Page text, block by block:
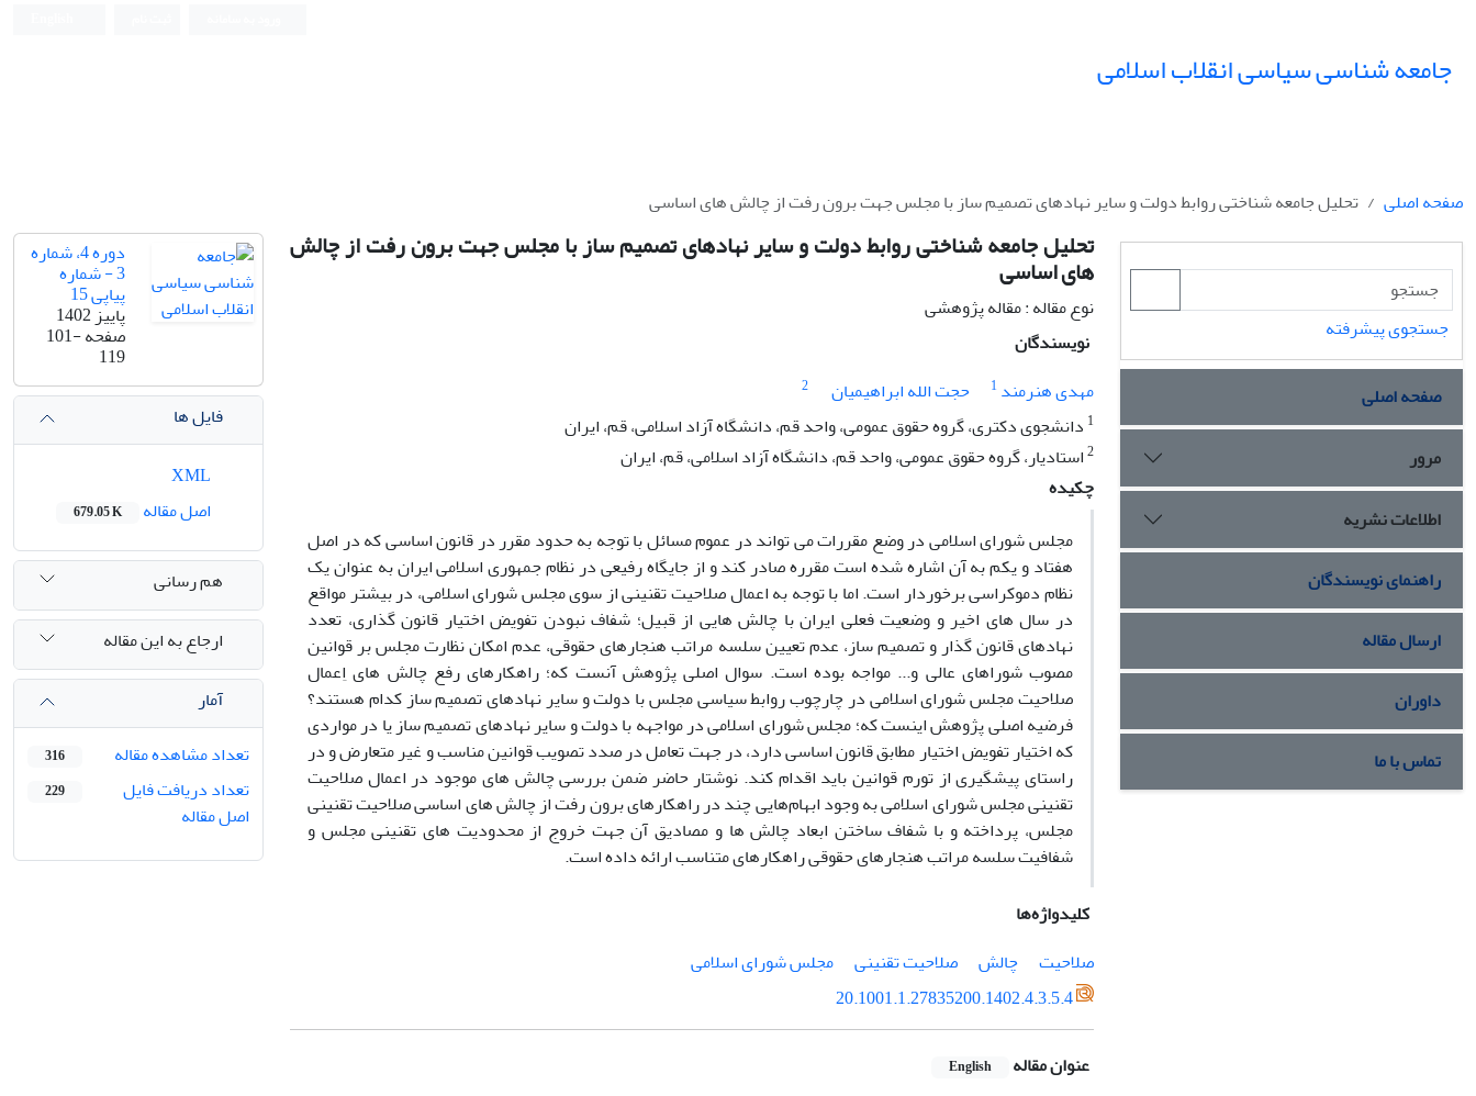
جامعه شناسی سیاسی انقلاب اسلامی
صفحه اصلی تحلیل جامعه شناختی روابط دولت و سایر نهادهای تصمیم ساز با مجلس جهت برون رفت از چالش های اساسی
تحلیل جامعه شناختی روابط دولت و سایر نهادهای تصمیم ساز با مجلس جهت برون رفت از چالش
های اساسی
نوع مقاله : مقاله پژوهشی
نویسندگان
مهدی هنرمند 1 حجت الله ابراهیمیان
2
1 دانشجوی دکتری، گروه حقوق عمومی، واحد قم، دانشگاه آزاد اسلامی، قم، ایران
2استادیار، گروه حقوق عمومی، واحد قم، دانشگاه آزاد اسلامی، قم، ایران
چکیده
مجلس شورای اسلامی در وضع مقررات می تواند در عموم مسائل با توجه به حدود مقرر در قانون اساسی که در اصل
هفتاد و یکم به آن اشاره شده است مقرره صادر کند و از جایگاه رفیعی در نظام جمهوری اسلامی ایران به عنوان یک
نظام دموکراسی برخوردار است. اما با توجه به اعمال صلاحیت تقنینی از سوی مجلس شورای اسلامی، در بیشتر مواقع
در سال های اخیر و وضعیت فعلی ایران با چالش هایی از قبیل؛ شفاف نبودن تفویض اختیار قانون گذاری، تعدد
نهادهای قانون گذار و تصمیم ساز، عدم تعیین سلسه مراتب هنجارهای حقوقی، عدم امکان نظارت مجلس بر قوانین
مصوب شوراهای عالی و... مواجه بوده است. سوال اصلی پژوهش آنست که؛ راهکارهای رفع چالش های اِعمال
صلاحیت مجلس شورای اسلامی در چارچوب روابط سیاسی مجلس با دولت و سایر نهادهای تصمیم ساز کدام هستند؟
فرضیه اصلی پژوهش اینست که؛ مجلس شورای اسلامی در مواجهه با دولت و سایر نهادهای تصمیم ساز یا در مواردی
که اختیار تفویض اختیار مطابق قانون اساسی دارد، در جهت تعامل در صدد تصویب قوانین مناسب و غیر متعارض و در
راستای پیشگیری از تورم قوانین باید اقدام کند. نوشتار حاضر ضمن بررسی چالش های موجود در اعمال صلاحیت
تقنینی مجلس شورای اسلامی به وجود ابهام‌هایی چند در راهکارهای برون رفت از چالش های اساسی صلاحیت تقنینی
مجلس، پرداخته و با شفاف ساختن ابعاد چالش ها و مصادیق آن جهت خروج از محدودیت های تقنینی مجلس و
شفافیت سلسه مراتب هنجارهای حقوقی راهکارهای متناسب ارائه داده است.
کلیدواژه‌ها
صلاحیت
چالش صلاحیت تقنینی
مجلس شورای اسلامی
20.1001.1.27835200.1402.4.3.5.4
عنوان مقاله English
دوره 4، شماره
3 - شماره
پیاپی 15
پاییز 1402
صفحه101-
119
فایل ها
اصل مقاله
679.05 K
هم رسانی
ارجاع به این مقاله
آمار
تعداد مشاهده مقاله
316
تعداد دریافت فایل
اصل مقاله
229
جستجوی پیشرفته
صفحه اصلی
مرور
اطلاعات نشریه
راهنمای نویسندگان
ارسال مقاله
داوران
تماس با ما